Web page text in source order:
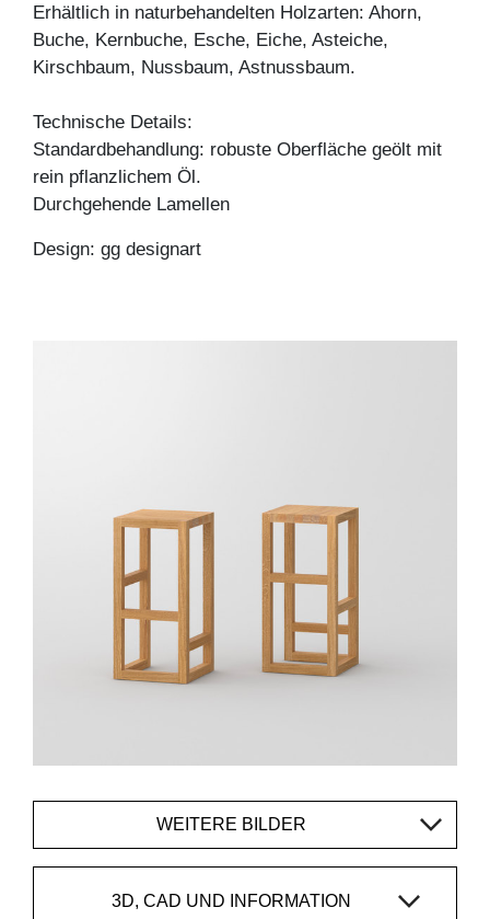
Erhältlich in naturbehandelten Holzarten: Ahorn,
Buche, Kernbuche, Esche, Eiche, Asteiche,
Kirschbaum, Nussbaum, Astnussbaum.
Technische Details:
Standardbehandlung: robuste Oberfläche geölt mit
rein pflanzlichem Öl.
Durchgehende Lamellen
Design: gg designart
WEITERE BILDER
3D, CAD UND INFORMATION